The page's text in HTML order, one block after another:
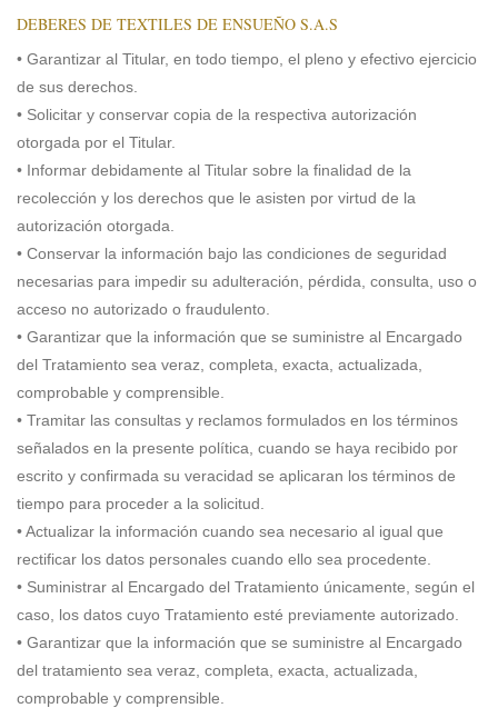
DEBERES DE TEXTILES DE ENSUEÑO S.A.S
• Garantizar al Titular, en todo tiempo, el pleno y efectivo ejercicio
de sus derechos.
• Solicitar y conservar copia de la respectiva autorización
otorgada por el Titular.
• Informar debidamente al Titular sobre la finalidad de la
recolección y los derechos que le asisten por virtud de la
autorización otorgada.
• Conservar la información bajo las condiciones de seguridad
necesarias para impedir su adulteración, pérdida, consulta, uso o
acceso no autorizado o fraudulento.
• Garantizar que la información que se suministre al Encargado
del Tratamiento sea veraz, completa, exacta, actualizada,
comprobable y comprensible.
• Tramitar las consultas y reclamos formulados en los términos
señalados en la presente política, cuando se haya recibido por
escrito y confirmada su veracidad se aplicaran los términos de
tiempo para proceder a la solicitud.
• Actualizar la información cuando sea necesario al igual que
rectificar los datos personales cuando ello sea procedente.
• Suministrar al Encargado del Tratamiento únicamente, según el
caso, los datos cuyo Tratamiento esté previamente autorizado.
• Garantizar que la información que se suministre al Encargado
del tratamiento sea veraz, completa, exacta, actualizada,
comprobable y comprensible.